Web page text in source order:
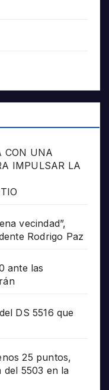
CON UNA
IMPULSAR LA
vecindad”,
Rodrigo Paz
ante las
DS 5516 que
25 puntos,
del 5503 en la